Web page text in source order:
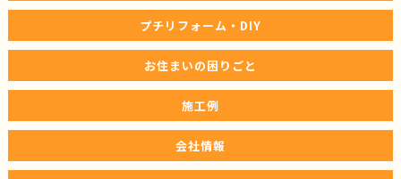
プチリフォーム・DIY
お住まいの困りごと
施工例
会社情報